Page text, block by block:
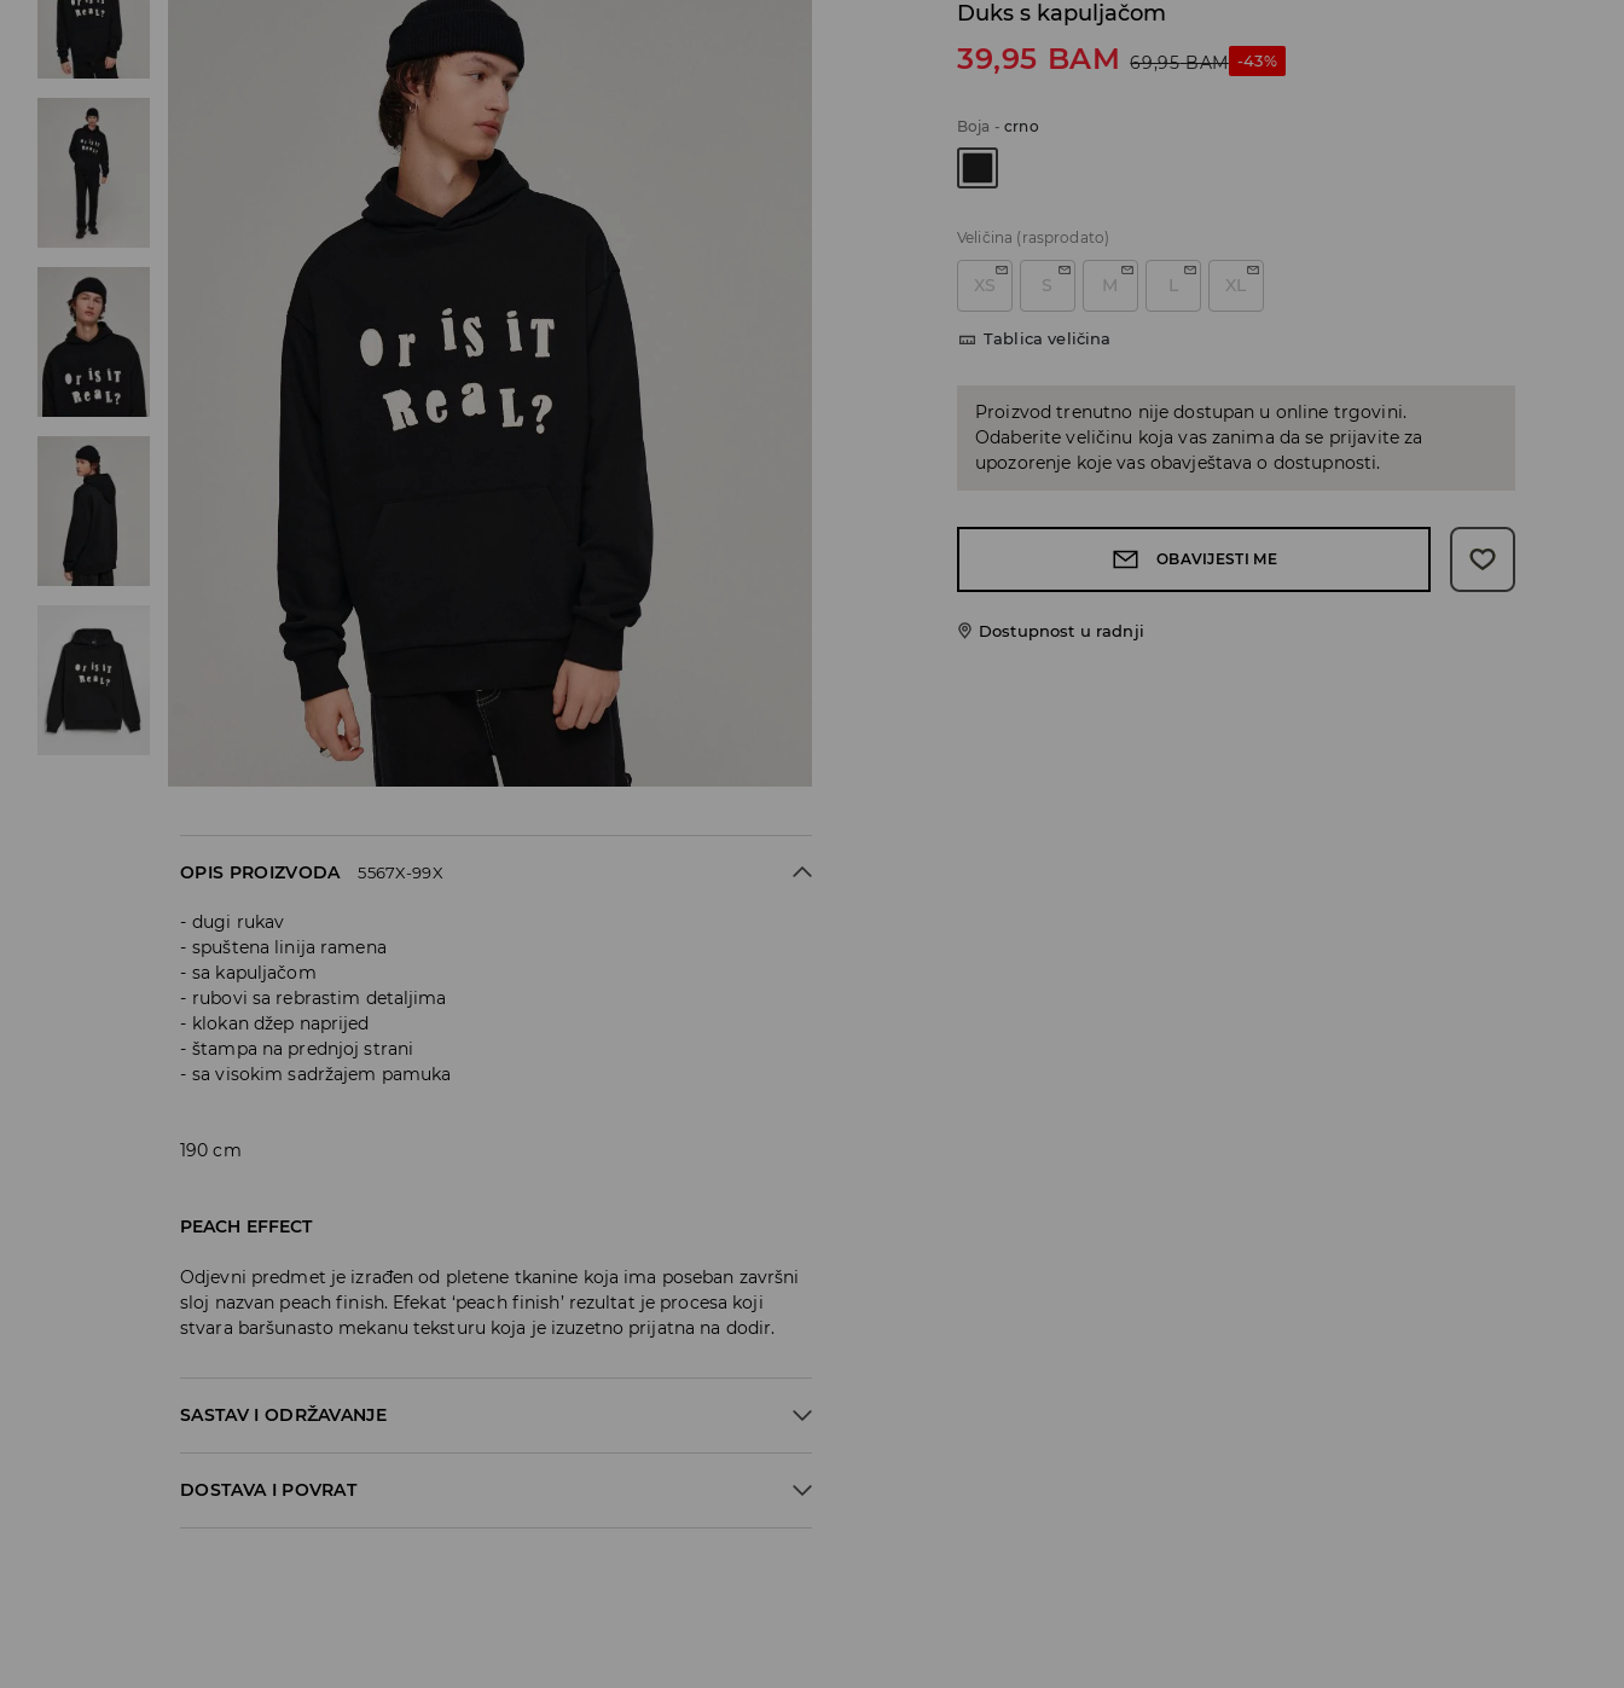
Duks s kapuljačom
39,95 BAM 69,95 BAM -43%
Boja -crno
Veličina (rasprodato)
XS S M L XL
Tablica veličina
Proizvod trenutno nije dostupan u online trgovini.
Odaberite veličinu koja vas zanima da se prijavite za
upozorenje koje vas obavještava o dostupnosti.
OBAVIJESTI ME
Dostupnost u radnji
OPIS PROIZVODA 5567X-99X
dugi rukav
spuštena linija ramena
sa kapuljačom
rubovi sa rebrastim detaljima
klokan džep naprijed
štampa na prednjoj strani
sa visokim sadržajem pamuka
190 cm
PEACH EFFECT
Odjevni predmet je izrađen od pletene tkanine koja ima poseban završni
sloj nazvan peach finish. Efekat ‘peach finish’ rezultat je procesa koji
stvara baršunasto mekanu teksturu koja je izuzetno prijatna na dodir.
SASTAV I ODRŽAVANJE
Materijal I : 60% COTTON, 40% POLYESTER
MACHINE WASH AT MAX.TEMP. 30° C - NORMAL PROCESS
DOSTAVA I POVRAT